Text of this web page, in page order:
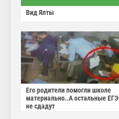
Вид Ялты
Его родители помогли школе
материально..А остальные ЕГЭ
не сдадут